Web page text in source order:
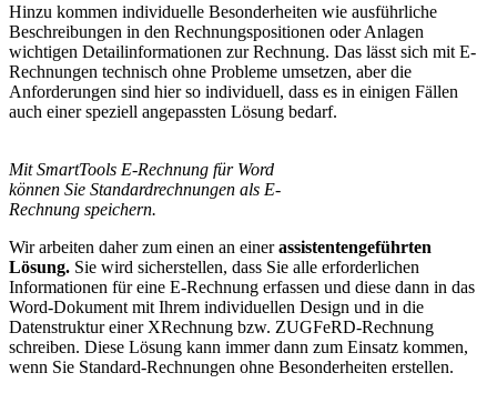
Hinzu kommen individuelle Besonderheiten wie ausführliche
Beschreibungen in den Rechnungspositionen oder Anlagen
wichtigen Detailinformationen zur Rechnung. Das lässt sich mit E-
Rechnungen technisch ohne Probleme umsetzen, aber die
Anforderungen sind hier so individuell, dass es in einigen Fällen
auch einer speziell angepassten Lösung bedarf.
Mit SmartTools E-Rechnung für Word
können Sie Standardrechnungen als E-
Rechnung speichern.
Wir arbeiten daher zum einen an einerassistentengeführten
Lösung. Sie wird sicherstellen, dass Sie alle erforderlichen
Informationen für eine E-Rechnung erfassen und diese dann in das
Word-Dokument mit Ihrem individuellen Design und in die
Datenstruktur einer XRechnung bzw. ZUGFeRD-Rechnung
schreiben. Diese Lösung kann immer dann zum Einsatz kommen,
wenn Sie Standard-Rechnungen ohne Besonderheiten erstellen.